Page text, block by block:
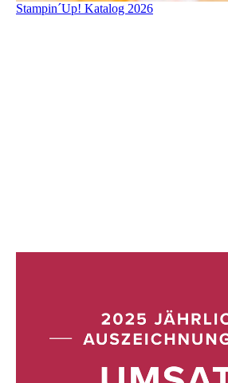
Stampin´Up! Katalog 2026